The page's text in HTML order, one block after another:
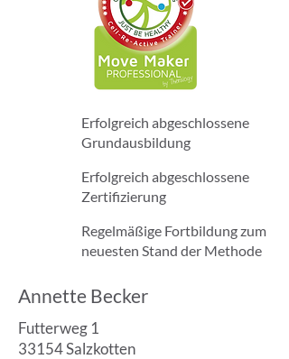
Erfolgreich abgeschlossene
Grundausbildung
Erfolgreich abgeschlossene
Zertifizierung
Regelmäßige Fortbildung zum
neuesten Stand der Methode
Annette Becker
Futterweg 1
33154 Salzkotten